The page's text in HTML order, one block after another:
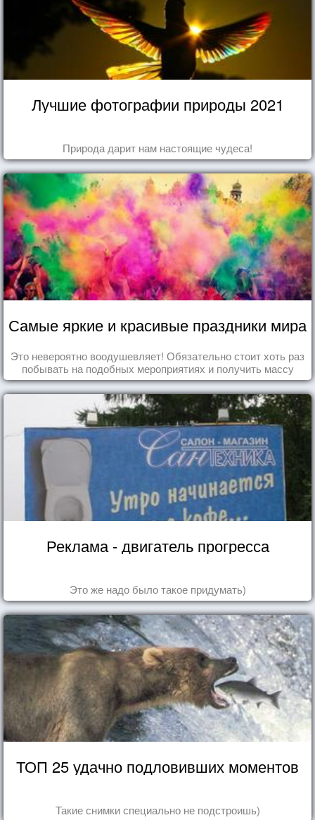
Лучшие фотографии природы 2021
Природа дарит нам настоящие чудеса!
Самые яркие и красивые праздники мира
Это невероятно воодушевляет! Обязательно стоит хоть раз
побывать на подобных мероприятиях и получить массу
впечатлений!
Реклама - двигатель прогресса
Это же надо было такое придумать)
ТОП 25 удачно подловивших моментов
Такие снимки специально не подстроишь)